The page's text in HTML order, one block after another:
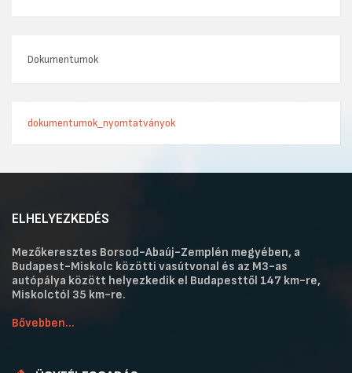
Dokumentumok
dokumentumok_nyomtatványok
ELHELYEZKEDÉS
Mezőkeresztes Borsod-Abaúj-Zemplén megyében, a
Budapest-Miskolc közötti vasútvonal és az M3-as
autópálya között helyezkedik el Budapesttől 147 km-re,
Miskolctól 35 km-re.
Bővebben...